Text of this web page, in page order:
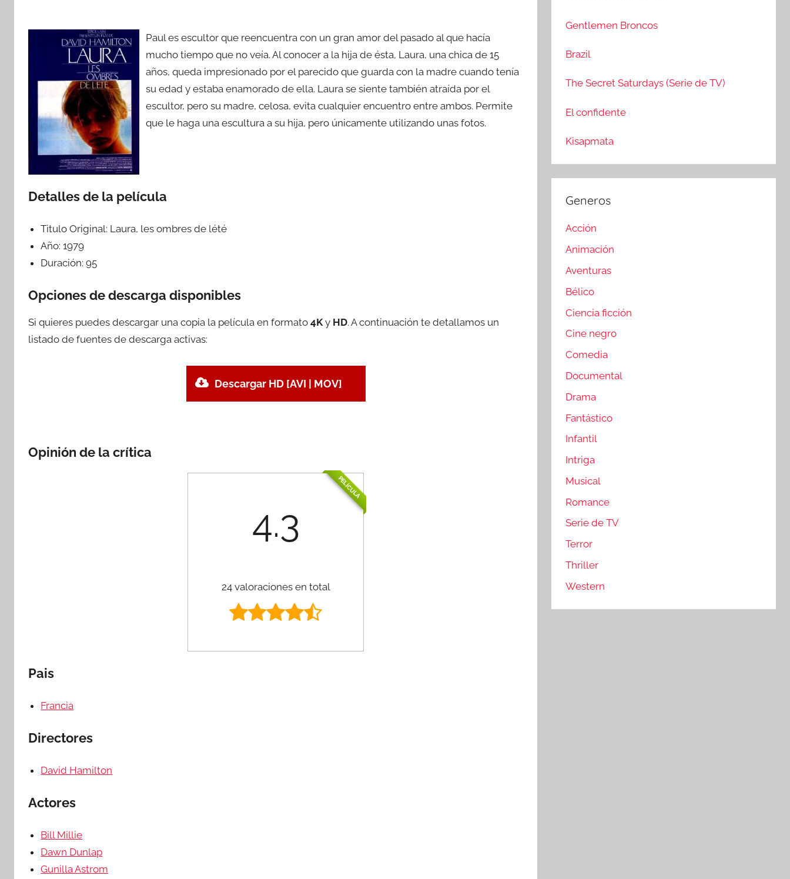
Paul es escultor que reencuentra con un gran amor del pasado al que hacía
mucho tiempo que no veía. Al conocer a la hija de ésta, Laura, una chica de 15
años, queda impresionado por el parecido que guarda con la madre cuando tenía
su edad y estaba enamorado de ella. Laura se siente también atraída por el
escultor, pero su madre, celosa, evita cualquier encuentro entre ambos. Permite
que le haga una escultura a su hija, pero únicamente utilizando unas fotos.
Detalles de la película
Titulo Original: Laura, les ombres de lété
Año:1979
Duración:95
Opciones de descarga disponibles
Si quieres puedes descargar una copia la película en formato 4Ky HD. A continuación te detallamos un
listado de fuentes de descarga activas:
Descargar HD [AVI | MOV]
Opinión de la crítica
PELÍCULA
4.3
24 valoraciones en total
Pais
Francia
Directores
David Hamilton
Actores
Bill Millie
Dawn Dunlap
Gunilla Astrom
:Gentlemen Broncos
Brazil
The Secret Saturdays (Serie de TV)
El confidente
Kisapmata
Generos
Acción
Animación
Aventuras
Bélico
Ciencia ficción
Cine negro
Comedia
Documental
Drama
Fantástico
Infantil
Intriga
Musical
Romance
Serie de TV
Terror
Thriller
Western